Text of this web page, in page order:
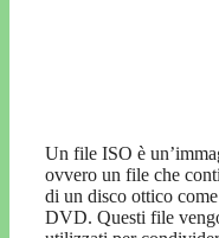
Un file ISO è
ovvero un file che
di un disco ottico
DVD. Questi file